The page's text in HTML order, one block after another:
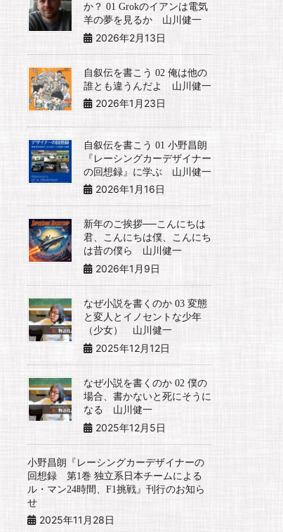
か？ 01 Grokのイアンは電気
羊の夢を見るか 山川健一
2026年2月13日
自叙伝を書こう 02 俺は他の
誰とも違うんだよ 山川健一
2026年1月23日
自叙伝を書こう 01 小野昌朗
『レーシングカーデザイナー
の回想録』に学ぶ 山川健一
2026年1月16日
新年のご挨拶──こんにちは
君、こんにちは僕、こんにち
は昔の僕ら 山川健一
2026年1月9日
なぜ小説を書くのか 03 変態
と変人とイノセントな少年
（少女） 山川健一
2025年12月12日
なぜ小説を書くのか 02 僕の
場合、書かないと死にそうに
なる 山川健一
2025年12月5日
小野昌朗『レーシングカーデザイナーの
回想録 第1巻 独立系日本チームによる
ル・マン24時間、F1挑戦』刊行のお知ら
せ
2025年11月28日